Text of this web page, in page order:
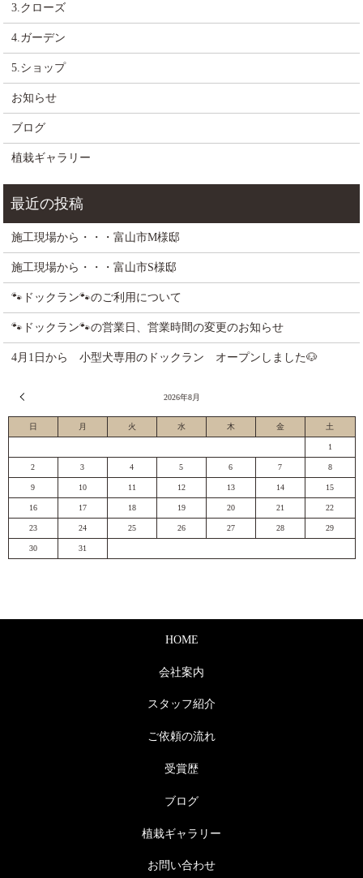
3.クローズ
4.ガーデン
5.ショップ
お知らせ
ブログ
植栽ギャラリー
施工現場から・・・富山市M様邸
施工現場から・・・富山市S様邸
🐾ドックラン🐾のご利用について
🐾ドックラン🐾の営業日、営業時間の変更のお知らせ
4月1日から 小型犬専用のドックラン オープンしました🐶
2026年8月
日 月 火 水 木 金 土
1
2 3 4 5 6 7 8
9 10 11 12 13 14 15
16 17 18 19 20 21 22
23 24 25 26 27 28 29
30 31
HOME
会社案内
スタッフ紹介
ご依頼の流れ
受賞歴
ブログ
植栽ギャラリー
お問い合わせ